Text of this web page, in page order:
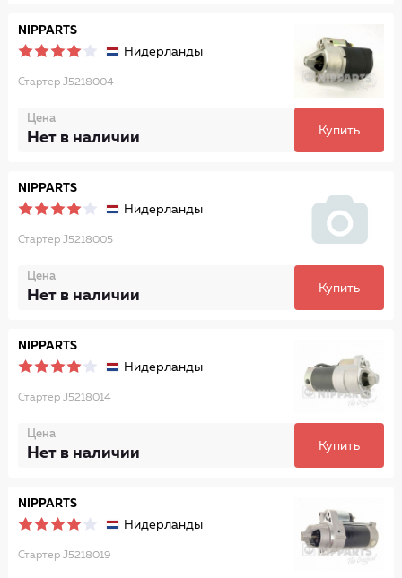
NIPPARTS
Нидерланды
Стартер J5218004
Цена
Нет в наличии Купить
NIPPARTS
Нидерланды
Стартер J5218005
Цена
Нет в наличии Купить
NIPPARTS
Нидерланды
Стартер J5218014
Цена
Нет в наличии Купить
NIPPARTS
Нидерланды
Стартер J5218019